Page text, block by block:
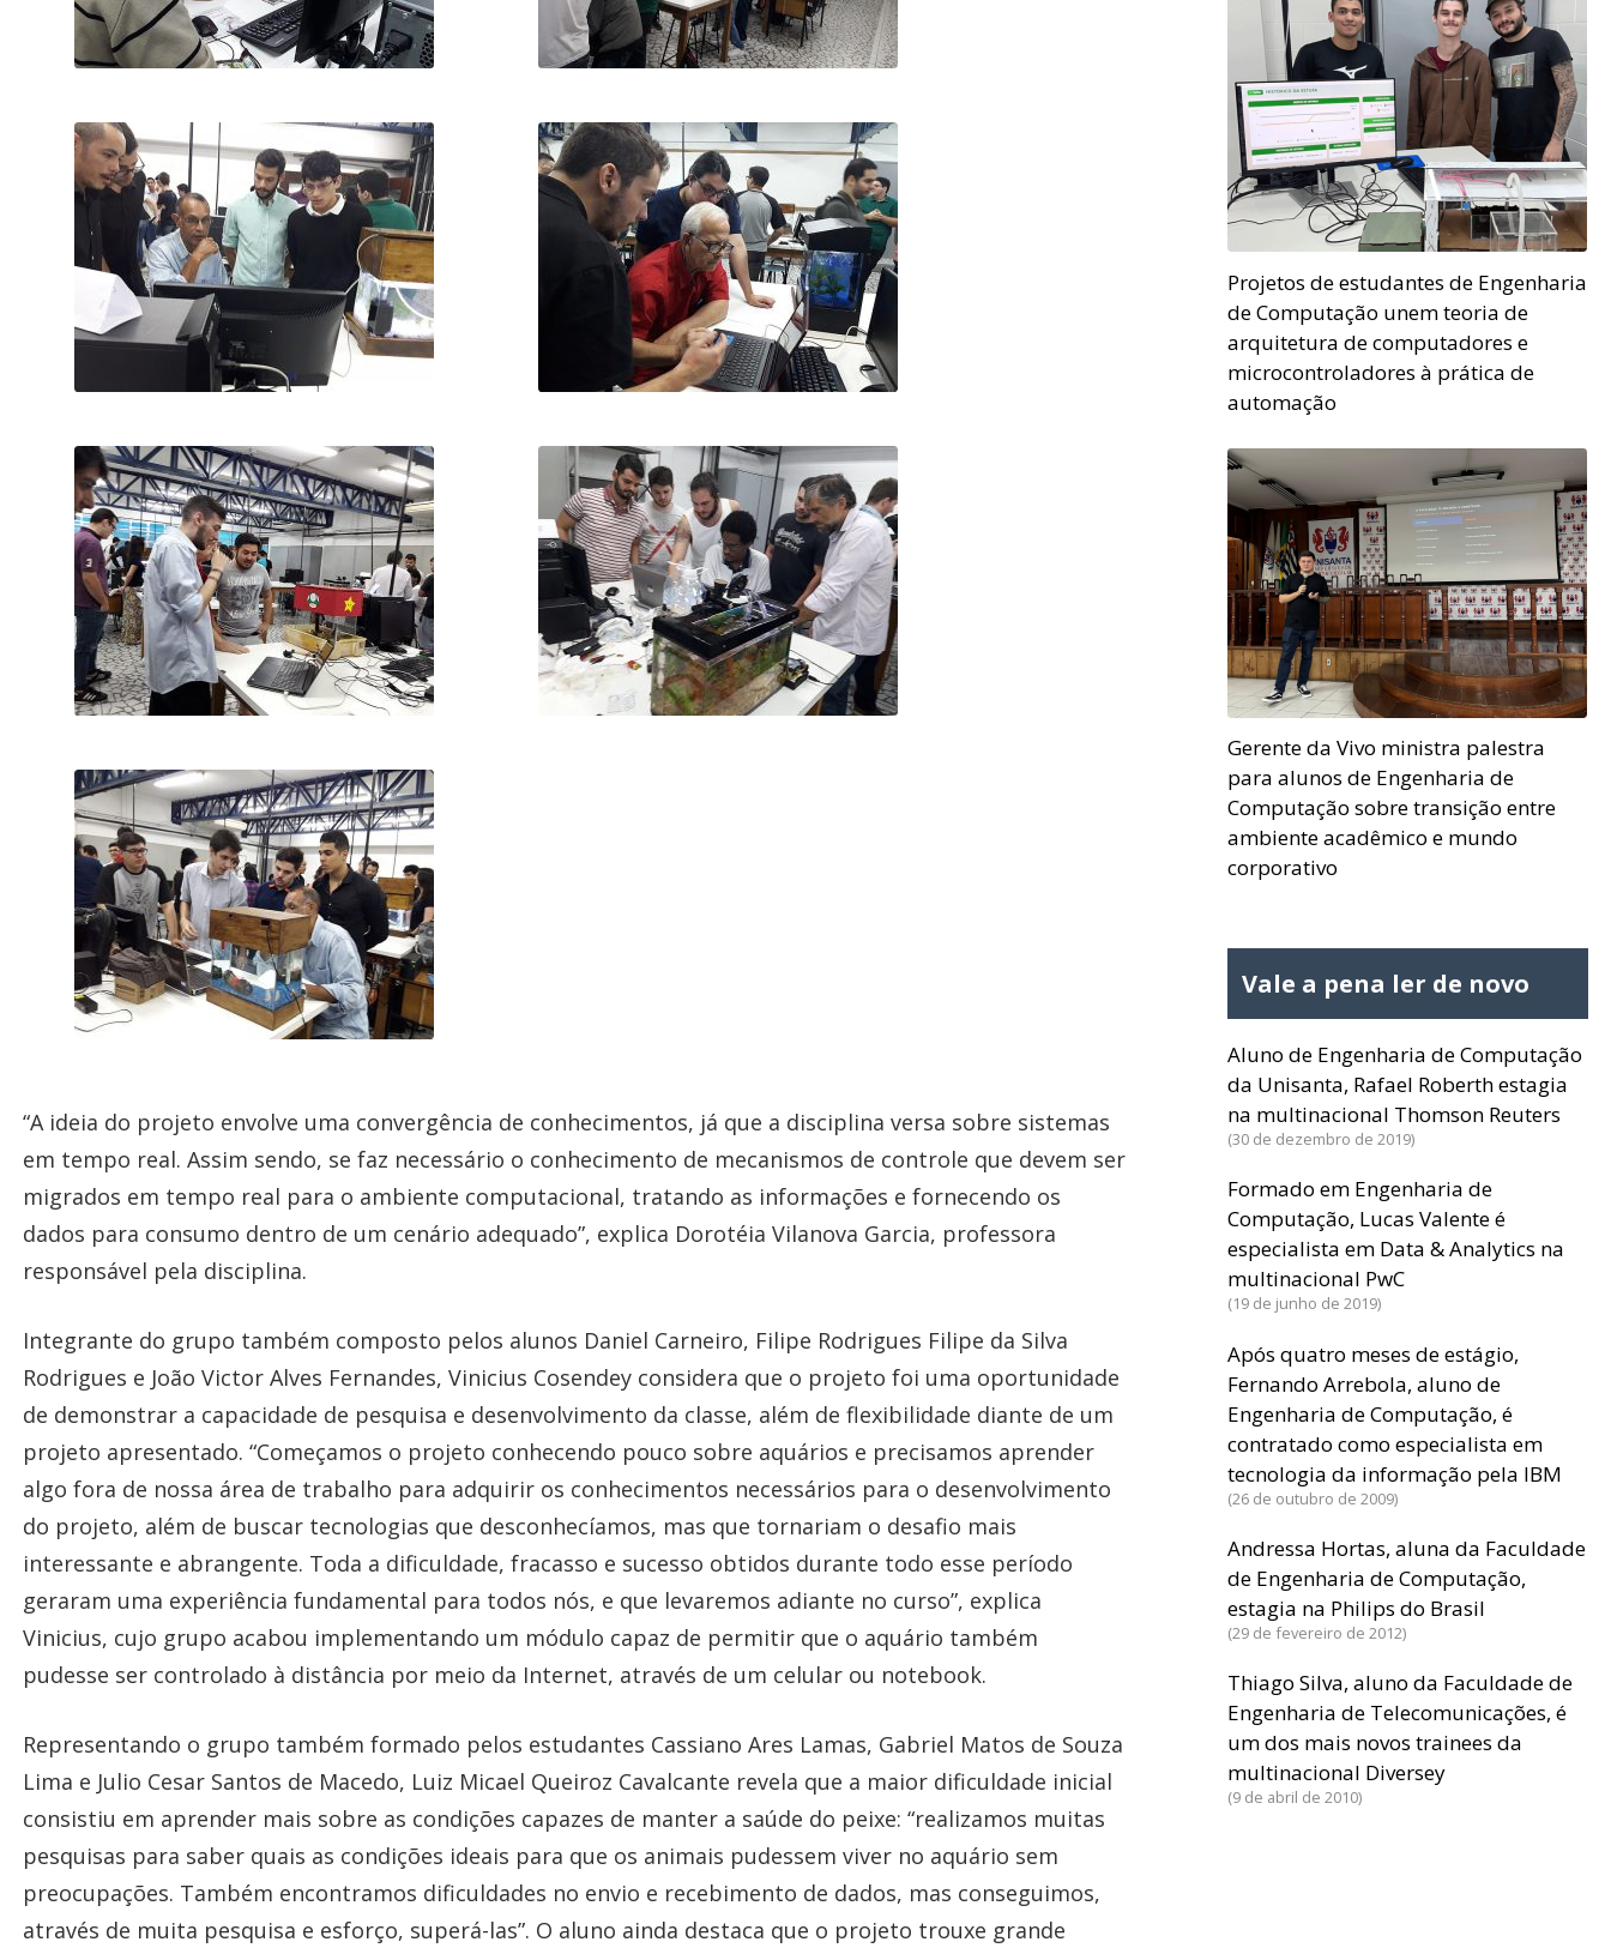
“A ideia do projeto envolve uma convergência de conhecimentos, já que a disciplina versa sobre sistemas
em tempo real. Assim sendo, se faz necessário o conhecimento de mecanismos de controle que devem ser
migrados em tempo real para o ambiente computacional, tratando as informações e fornecendo os
dados para consumo dentro de um cenário adequado”, explica Dorotéia Vilanova Garcia, professora
responsável pela disciplina.
Integrante do grupo também composto pelos alunos Daniel Carneiro, Filipe Rodrigues Filipe da Silva
Rodrigues e João Victor Alves Fernandes, Vinicius Cosendey considera que o projeto foi uma oportunidade
de demonstrar a capacidade de pesquisa e desenvolvimento da classe, além de flexibilidade diante de um
projeto apresentado. “Começamos o projeto conhecendo pouco sobre aquários e precisamos aprender
algo fora de nossa área de trabalho para adquirir os conhecimentos necessários para o desenvolvimento
do projeto, além de buscar tecnologias que desconhecíamos, mas que tornariam o desafio mais
interessante e abrangente. Toda a dificuldade, fracasso e sucesso obtidos durante todo esse período
geraram uma experiência fundamental para todos nós, e que levaremos adiante no curso”, explica
Vinicius, cujo grupo acabou implementando um módulo capaz de permitir que o aquário também
pudesse ser controlado à distância por meio da Internet, através de um celular ou notebook.
Representando o grupo também formado pelos estudantes Cassiano Ares Lamas, Gabriel Matos de Souza
Lima e Julio Cesar Santos de Macedo, Luiz Micael Queiroz Cavalcante revela que a maior dificuldade inicial
consistiu em aprender mais sobre as condições capazes de manter a saúde do peixe: “realizamos muitas
pesquisas para saber quais as condições ideais para que os animais pudessem viver no aquário sem
preocupações. Também encontramos dificuldades no envio e recebimento de dados, mas conseguimos,
através de muita pesquisa e esforço, superá-las”. O aluno ainda destaca que o projeto trouxe grande
Projetos de estudantes de Engenharia
de Computação unem teoria de
arquitetura de computadores e
microcontroladores à prática de
automação
Gerente da Vivo ministra palestra
para alunos de Engenharia de
Computação sobre transição entre
ambiente acadêmico e mundo
corporativo
Vale a pena ler de novo
Aluno de Engenharia de Computação
da Unisanta, Rafael Roberth estagia
na multinacional Thomson Reuters
30 de dezembro de 2019
Formado em Engenharia de
Computação, Lucas Valente é
especialista em Data & Analytics na
multinacional PwC
19 de junho de 2019
Após quatro meses de estágio,
Fernando Arrebola, aluno de
Engenharia de Computação, é
contratado como especialista em
tecnologia da informação pela IBM
26 de outubro de 2009
Andressa Hortas, aluna da Faculdade
de Engenharia de Computação,
estagia na Philips do Brasil
29 de fevereiro de 2012
Thiago Silva, aluno da Faculdade de
Engenharia de Telecomunicações, é
um dos mais novos trainees da
multinacional Diversey
9 de abril de 2010